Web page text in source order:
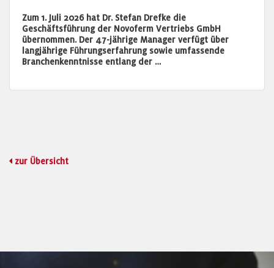
Zum 1. Juli 2026 hat Dr. Stefan Drefke die
Geschäftsführung der Novoferm Vertriebs GmbH
übernommen. Der 47-jährige Manager verfügt über
langjährige Führungserfahrung sowie umfassende
Branchenkenntnisse entlang der …
zur Übersicht